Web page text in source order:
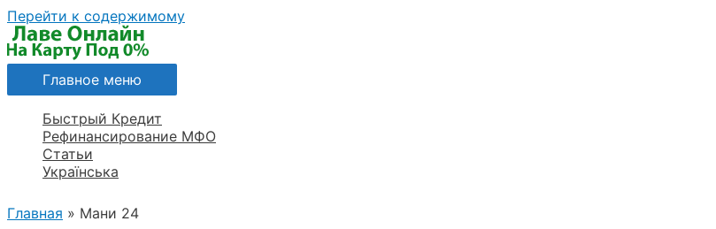
Перейти к содержимому
Главное меню
Быстрый Кредит
Рефинансирование МФО
Статьи
Українська
Главная Мани 24